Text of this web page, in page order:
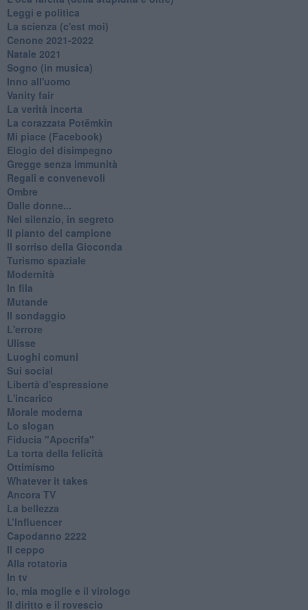
Leggi e politica
La scienza (c'est moi)
Cenone 2021-2022
Natale 2021
Sogno (in musica)
Inno all'uomo
Vanity fair
La verità incerta
La corazzata Potëmkin
Mi piace (Facebook)
Elogio del disimpegno
Gregge senza immunità
Regali e convenevoli
Ombre
Dalle donne...
Nel silenzio, in segreto
Il pianto del campione
Il sorriso della Gioconda
Turismo spaziale
Modernità
In fila
Mutande
Il sondaggio
L'errore
Ulisse
Luoghi comuni
Sui social
Libertà d'espressione
L'incarico
Morale moderna
Lo slogan
Fiducia "Apocrifa"
La torta della felicità
Ottimismo
Whatever it takes
Ancora TV
La bellezza
L’Influencer
​Capodanno 2222
Il ceppo
Alla rotatoria
In tv
Io, mia moglie e il virologo
Il diritto e il rovescio